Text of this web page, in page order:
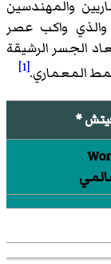
والمهندسين
والذي واكب عصر
الجسر الرشيقة
المعماري.[1]
*